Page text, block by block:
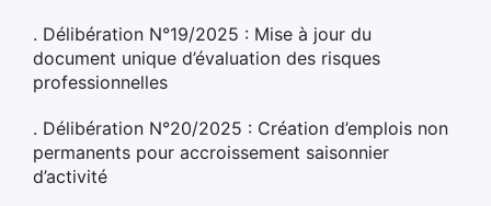
. Délibération N°19/2025 : Mise à jour du
document unique d’évaluation des risques
professionnelles
. Délibération N°20/2025 : Création d’emplois non
permanents pour accroissement saisonnier
d’activité